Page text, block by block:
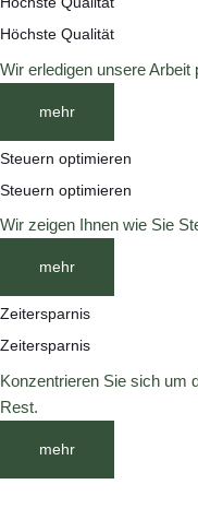
Höchste Qualität
Wir erledigen unsere Arbeit
mehr
Steuern optimieren
Steuern optimieren
Wir zeigen Ihnen wie Sie
mehr
Zeitersparnis
Zeitersparnis
Konzentrieren Sie sich um
Rest.
mehr